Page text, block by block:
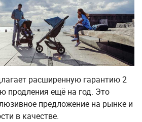
расширенную гарантию 2
продления ещё на год. Это
предложение на рынке и
в качестве.